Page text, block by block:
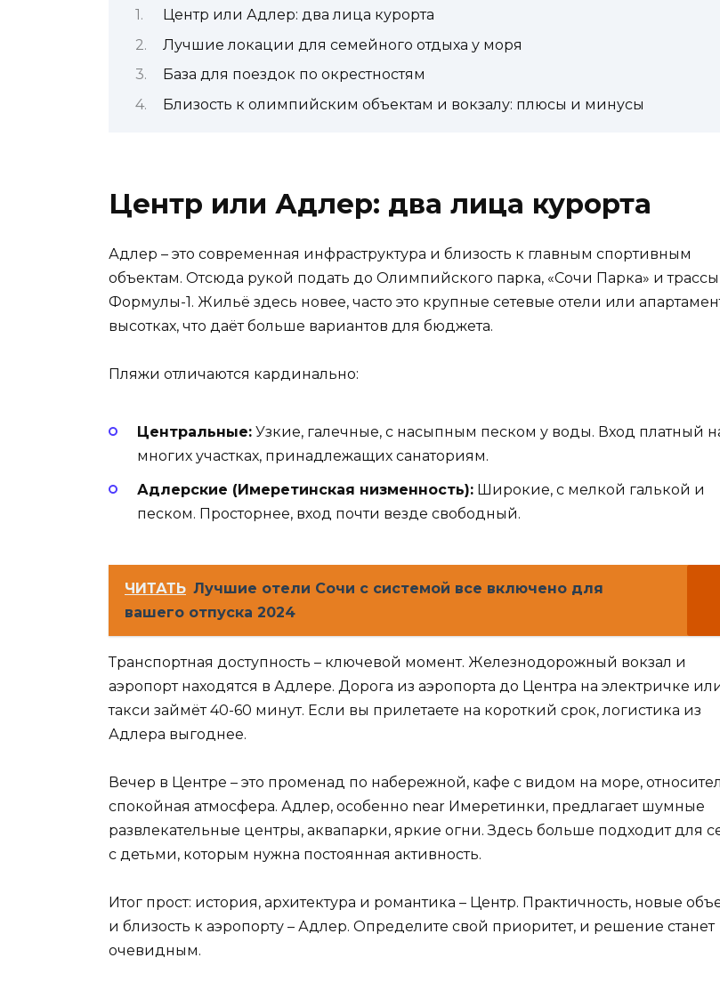
Центр или Адлер: два лица курорта
Лучшие локации для семейного отдыха у моря
База для поездок по окрестностям
Близость к олимпийским объектам и вокзалу: плюсы и минусы
Центр или Адлер: два лица курорта
Адлер – это современная инфраструктура и близость к главным спортивным
объектам. Отсюда рукой подать до Олимпийского парка, «Сочи Парка» и трассы
Формулы-1. Жильё здесь новее, часто это крупные сетевые отели или
высотках, что даёт больше вариантов для бюджета.
Пляжи отличаются кардинально:
Центральные: Узкие, галечные, с насыпным песком у воды. Вход платный
многих участках, принадлежащих санаториям.
Адлерские (Имеретинская низменность): Широкие, с мелкой галькой и
песком. Просторнее, вход почти везде свободный.
ЧИТАТЬ Лучшие отели Сочи с системой все включено для
вашего отпуска 2024
Транспортная доступность – ключевой момент. Железнодорожный вокзал и
аэропорт находятся в Адлере. Дорога из аэропорта до Центра на электричке
такси займёт 40-60 минут. Если вы прилетаете на короткий срок, логистика из
Адлера выгоднее.
Вечер в Центре – это променад по набережной, кафе с видом на море,
спокойная атмосфера. Адлер, особенно near Имеретинки, предлагает шумные
развлекательные центры, аквапарки, яркие огни. Здесь больше подходит для
с детьми, которым нужна постоянная активность.
Итог прост: история, архитектура и романтика – Центр. Практичность, новые
и близость к аэропорту – Адлер. Определите свой приоритет, и решение станет
очевидным.